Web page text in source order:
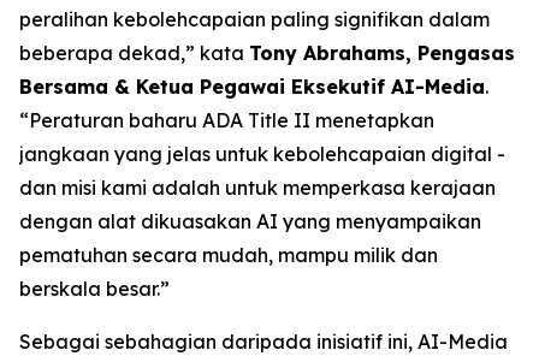
peralihan kebolehcapaian paling signifikan dalam
beberapa dekad,” kata Tony Abrahams, Pengasas
Bersama & Ketua Pegawai Eksekutif AI-Media.
“Peraturan baharu ADA Title II menetapkan
jangkaan yang jelas untuk kebolehcapaian digital -
dan misi kami adalah untuk memperkasa kerajaan
dengan alat dikuasakan AI yang menyampaikan
pematuhan secara mudah, mampu milik dan
berskala besar.”
Sebagai sebahagian daripada inisiatif ini, AI-Media